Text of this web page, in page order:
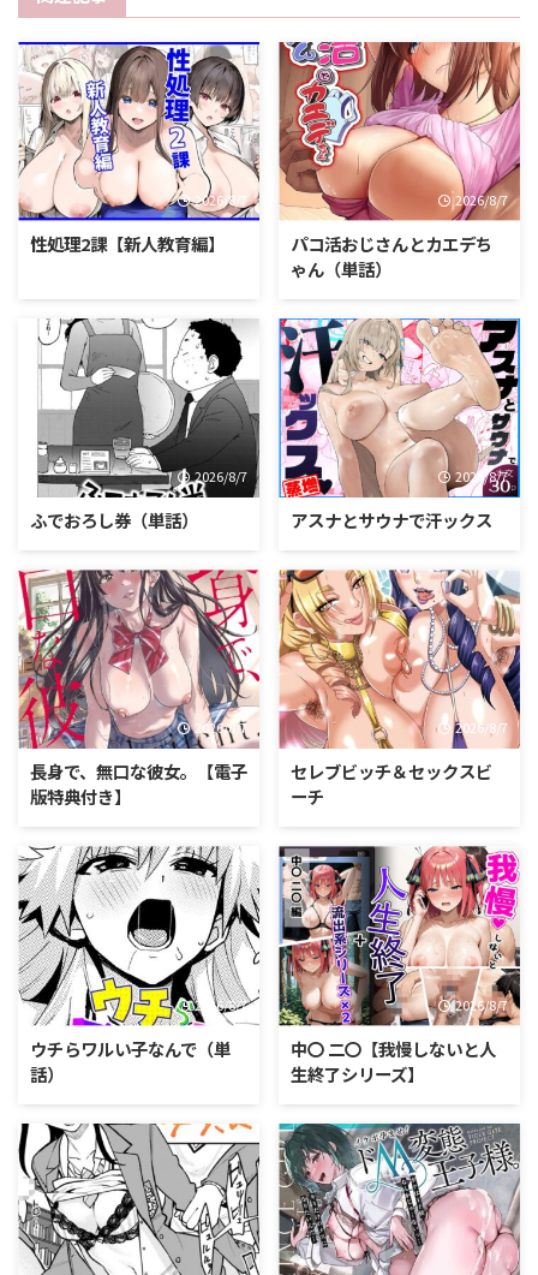
2026/8/7
性処理2課【新人教育編】
2026/8/7
パコ活おじさんとカエデち
ゃん（単話）
2026/8/7
ふでおろし券（単話）
2026/8/7
アスナとサウナで汗ックス
2026/8/7
長身で、無口な彼女。【電子
版特典付き】
2026/8/7
セレブビッチ＆セックスビ
ーチ
2026/8/7
ウチらワルい子なんで（単
話）
2026/8/7
中〇 二〇【我慢しないと人
生終了シリーズ】